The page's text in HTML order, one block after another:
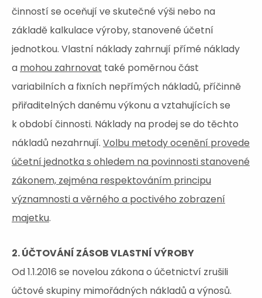
činností se oceňují ve skutečné výši nebo na
základě kalkulace výroby, stanovené účetní
jednotkou. Vlastní náklady zahrnují přímé náklady
a mohou zahrnovat také poměrnou část
variabilních a fixních nepřímých nákladů, příčinně
přiřaditelných danému výkonu a vztahujících se
k období činnosti. Náklady na prodej se do těchto
nákladů nezahrnují. Volbu metody ocenění provede
účetní jednotka s ohledem na povinnosti stanovené
zákonem, zejména respektováním principu
významnosti a věrného a poctivého zobrazení
majetku.
2. ÚČTOVÁNÍ ZÁSOB VLASTNÍ VÝROBY
Od 1.1.2016 se novelou zákona o účetnictví zrušili
účtové skupiny mimořádných nákladů a výnosů.